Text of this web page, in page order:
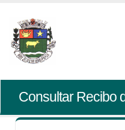
Consultar Recibo